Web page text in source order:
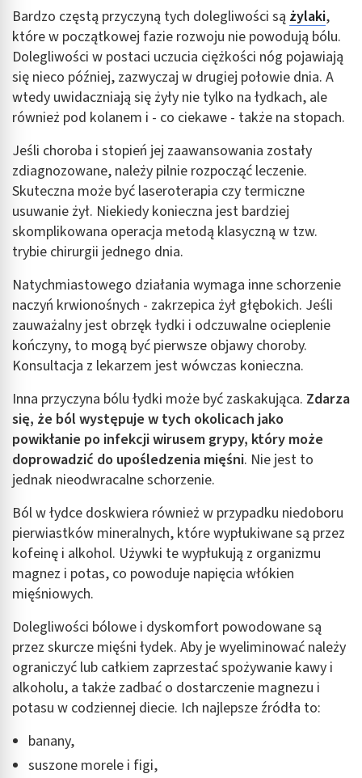
Bardzo częstą przyczyną tych dolegliwości są żylaki,
które w początkowej fazie rozwoju nie powodują bólu.
Dolegliwości w postaci uczucia ciężkości nóg pojawiają
się nieco później, zazwyczaj w drugiej połowie dnia. A
wtedy uwidaczniają się żyły nie tylko na łydkach, ale
również pod kolanem i - co ciekawe - także na stopach.
Jeśli choroba i stopień jej zaawansowania zostały
zdiagnozowane, należy pilnie rozpocząć leczenie.
Skuteczna może być laseroterapia czy termiczne
usuwanie żył. Niekiedy konieczna jest bardziej
skomplikowana operacja metodą klasyczną w tzw.
trybie chirurgii jednego dnia.
Natychmiastowego działania wymaga inne schorzenie
naczyń krwionośnych - zakrzepica żył głębokich. Jeśli
zauważalny jest obrzęk łydki i odczuwalne ocieplenie
kończyny, to mogą być pierwsze objawy choroby.
Konsultacja z lekarzem jest wówczas konieczna.
Inna przyczyna bólu łydki może być zaskakująca. Zdarza
się, że ból występuje w tych okolicach jako
powikłanie po infekcji wirusem grypy, który może
doprowadzić do upośledzenia mięśni. Nie jest to
jednak nieodwracalne schorzenie.
Ból w łydce doskwiera również w przypadku niedoboru
pierwiastków mineralnych, które wypłukiwane są przez
kofeinę i alkohol. Używki te wypłukują z organizmu
magnez i potas, co powoduje napięcia włókien
mięśniowych.
Dolegliwości bólowe i dyskomfort powodowane są
przez skurcze mięśni łydek. Aby je wyeliminować należy
ograniczyć lub całkiem zaprzestać spożywanie kawy i
alkoholu, a także zadbać o dostarczenie magnezu i
potasu w codziennej diecie. Ich najlepsze źródła to:
banany,
suszone morele i figi,